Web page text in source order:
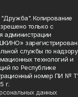
Копирование
только с
администрации
службы по надзору
технологий и
по Республике
номер ПИ №
г.
данных